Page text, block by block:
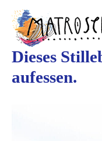
springen
Inhalt
springen
Dieses
aufessen.